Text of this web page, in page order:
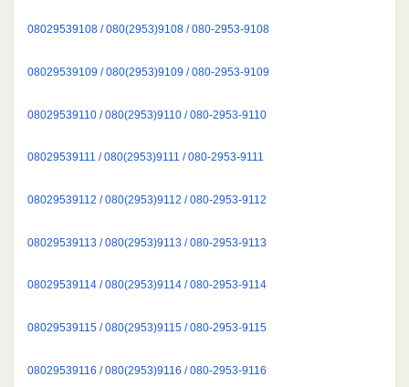
08029539108 / 080(2953)9108 / 080-2953-9108
08029539109 / 080(2953)9109 / 080-2953-9109
08029539110 / 080(2953)9110 / 080-2953-9110
08029539111 / 080(2953)9111 / 080-2953-9111
08029539112 / 080(2953)9112 / 080-2953-9112
08029539113 / 080(2953)9113 / 080-2953-9113
08029539114 / 080(2953)9114 / 080-2953-9114
08029539115 / 080(2953)9115 / 080-2953-9115
08029539116 / 080(2953)9116 / 080-2953-9116